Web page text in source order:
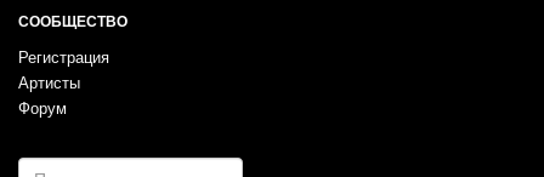
СООБЩЕСТВО
Регистрация
Артисты
Форум
E-